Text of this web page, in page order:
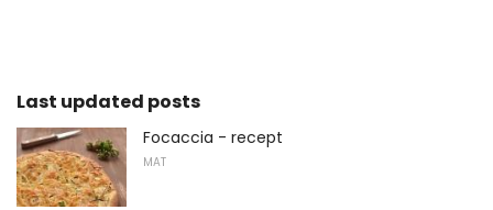
Last updated posts
Focaccia - recept
MAT